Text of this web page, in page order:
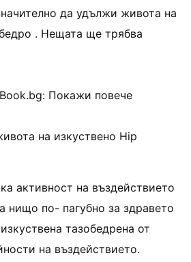
да удължи живота на
. Нещата ще трябва
Покажи повече
на изкуствено Hip
активност на въздействието
нищо по- пагубно за здравето
тазобедрена от
на въздействието.